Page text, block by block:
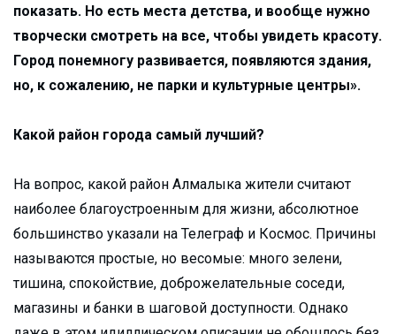
показать. Но есть места детства, и вообще нужно
творчески смотреть на все, чтобы увидеть красоту.
Город понемногу развивается, появляются здания,
но, к сожалению, не парки и культурные центры».
Какой район города самый лучший?
На вопрос, какой район Алмалыка жители считают
наиболее благоустроенным для жизни, абсолютное
большинство указали на Телеграф и Космос. Причины
называются простые, но весомые: много зелени,
тишина, спокойствие, доброжелательные соседи,
магазины и банки в шаговой доступности. Однако